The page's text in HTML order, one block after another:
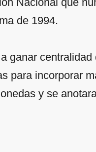
de 1994.
ganar
para incorporar
y se